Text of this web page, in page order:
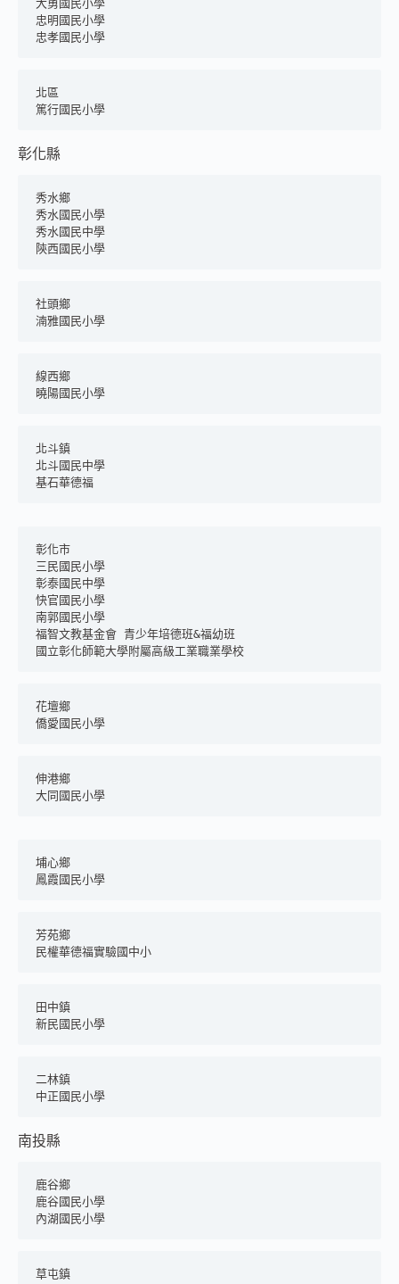
大勇國民小學
忠明國民小學
忠孝國民小學
北區
篤行國民小學
彰化縣
秀水鄉
秀水國民小學
秀水國民中學
陝西國民小學
社頭鄉
湳雅國民小學
線西鄉
曉陽國民小學
北斗鎮
北斗國民中學
基石華德福
彰化市
三民國民小學
彰泰國民中學
快官國民小學
南郭國民小學
福智文教基金會 青少年培德班&福幼班
國立彰化師範大學附屬高級工業職業學校
花壇鄉
僑愛國民小學
伸港鄉
大同國民小學
埔心鄉
鳳霞國民小學
芳苑鄉
民權華德福實驗國中小
田中鎮
新民國民小學
二林鎮
中正國民小學
南投縣
鹿谷鄉
鹿谷國民小學
內湖國民小學
草屯鎮